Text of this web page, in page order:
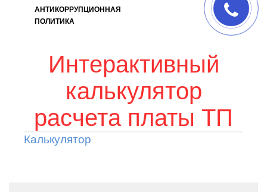
АНТИКОРРУПЦИОННАЯ
ПОЛИТИКА
Интерактивный
калькулятор
расчета платы ТП
Калькулятор